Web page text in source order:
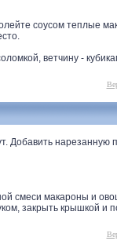
соусом теплые
ветчину -
Добавить нарезанную
смеси макароны и
закрыть крышкой и